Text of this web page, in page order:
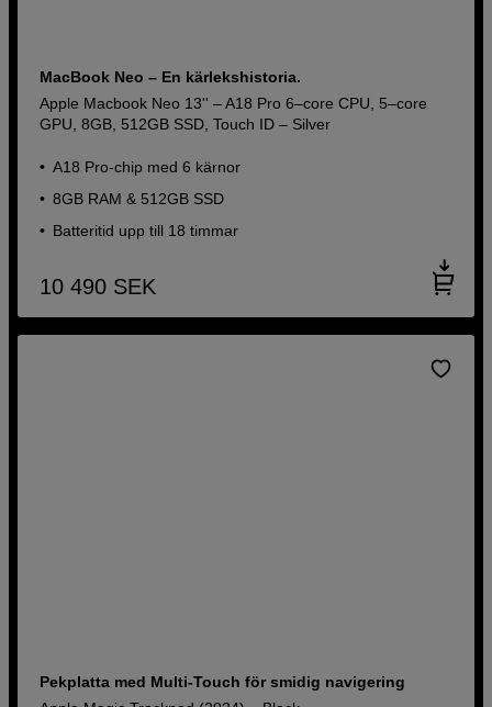
MacBook Neo – En kärlekshistoria.
Apple Macbook Neo 13'' – A18 Pro 6–core CPU, 5–core
GPU, 8GB, 512GB SSD, Touch ID – Silver
A18 Pro-chip med 6 kärnor
8GB RAM & 512GB SSD
Batteritid upp till 18 timmar
10 490 SEK
Pekplatta med Multi‑Touch för smidig navigering